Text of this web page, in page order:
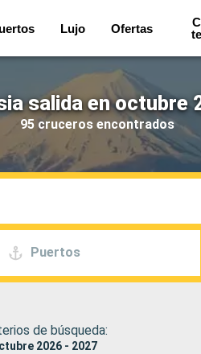
Lujo Ofertas
salida en octubre
95 cruceros encontrados
Puertos
de búsqueda:
2026 - 2027